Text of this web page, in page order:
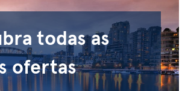
todas as
ofertas